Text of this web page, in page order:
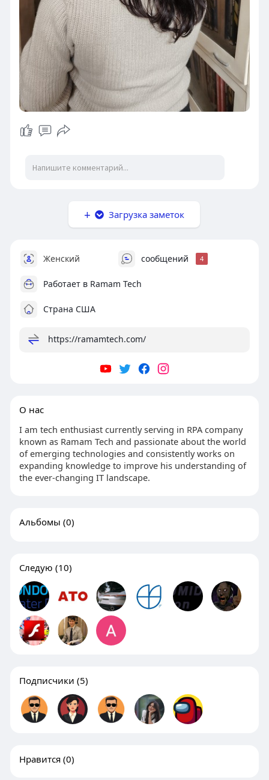
Загрузка заметок
Женский сообщений 4
Работает в Ramam Tech
Страна США
https://ramamtech.com/
О нас
I am tech enthusiast currently serving in RPA company
known as Ramam Tech and passionate about the world
of emerging technologies and consistently works on
expanding knowledge to improve his understanding of
the ever-changing IT landscape.
Альбомы (0)
Следую (10)
Подписчики (5)
Нравится (0)